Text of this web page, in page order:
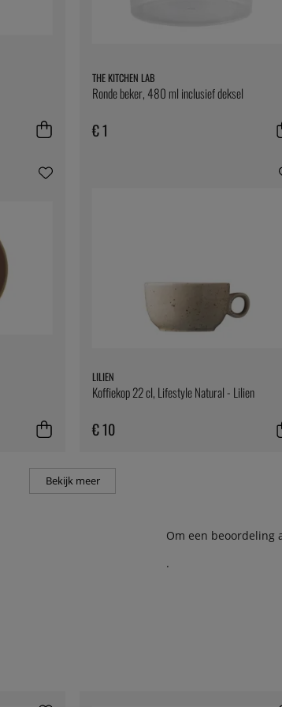
THE KITCHEN LAB
Ronde beker, 480 ml inclusief deksel
€ 1
LILIEN
Koffiekop 22 cl, Lifestyle Natural - Lilien
€ 10
Bekijk meer
Om een beoordeling
.